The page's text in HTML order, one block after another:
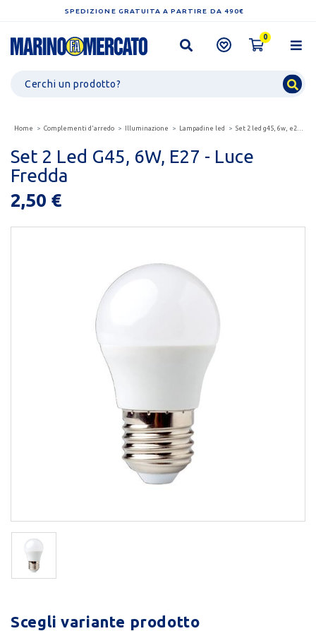
SPEDIZIONE GRATUITA A PARTIRE DA 490€
0
Home Complementi d'arredo Illuminazione Lampadine led Set 2 led g45, 6w, e27 - luce fredda
Set 2 Led G45, 6W, E27 - Luce
Fredda
2,50 €
Scegli variante prodotto